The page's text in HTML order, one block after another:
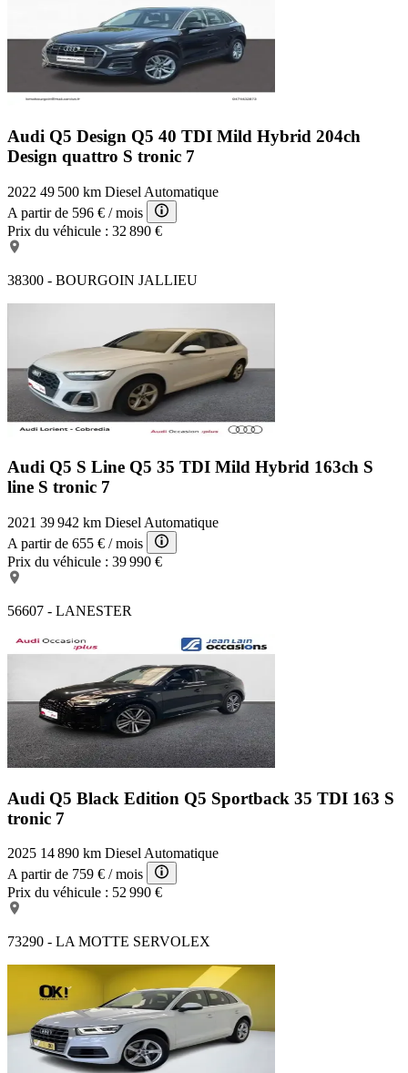
Audi Q5 Design Q5 40 TDI Mild Hybrid 204ch
Design quattro S tronic 7
2022 49 500 km Diesel Automatique
A partir de 596 € / mois
Prix du véhicule : 32 890 €
38300 - BOURGOIN JALLIEU
Audi Q5 S Line Q5 35 TDI Mild Hybrid 163ch S
line S tronic 7
2021 39 942 km Diesel Automatique
A partir de 655 € / mois
Prix du véhicule : 39 990 €
56607 - LANESTER
Audi Q5 Black Edition Q5 Sportback 35 TDI 163 S
tronic 7
2025 14 890 km Diesel Automatique
A partir de 759 € / mois
Prix du véhicule : 52 990 €
73290 - LA MOTTE SERVOLEX